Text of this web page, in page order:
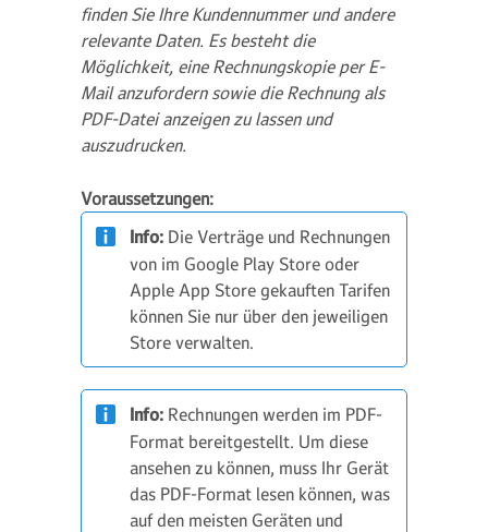
finden Sie Ihre Kundennummer und andere
relevante Daten. Es besteht die
Möglichkeit, eine Rechnungskopie per E-
Mail anzufordern sowie die Rechnung als
PDF-Datei anzeigen zu lassen und
auszudrucken.
Voraussetzungen:
Info: Die Verträge und Rechnungen
von im Google Play Store oder
Apple App Store gekauften Tarifen
können Sie nur über den jeweiligen
Store verwalten.
Info: Rechnungen werden im PDF-
Format bereitgestellt. Um diese
ansehen zu können, muss Ihr Gerät
das PDF-Format lesen können, was
auf den meisten Geräten und